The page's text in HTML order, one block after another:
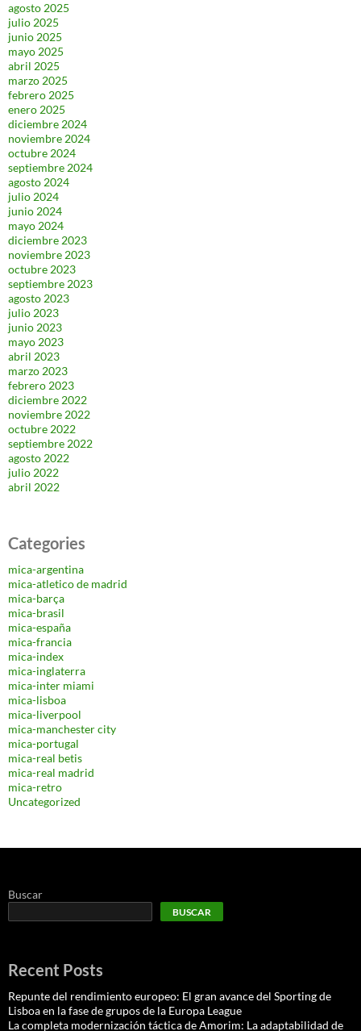
agosto 2025
julio 2025
junio 2025
mayo 2025
abril 2025
marzo 2025
febrero 2025
enero 2025
diciembre 2024
noviembre 2024
octubre 2024
septiembre 2024
agosto 2024
julio 2024
junio 2024
mayo 2024
diciembre 2023
noviembre 2023
octubre 2023
septiembre 2023
agosto 2023
julio 2023
junio 2023
mayo 2023
abril 2023
marzo 2023
febrero 2023
diciembre 2022
noviembre 2022
octubre 2022
septiembre 2022
agosto 2022
julio 2022
abril 2022
Categories
mica-argentina
mica-atletico de madrid
mica-barça
mica-brasil
mica-españa
mica-francia
mica-index
mica-inglaterra
mica-inter miami
mica-lisboa
mica-liverpool
mica-manchester city
mica-portugal
mica-real betis
mica-real madrid
mica-retro
Uncategorized
Buscar
BUSCAR
Recent Posts
Repunte del rendimiento europeo: El gran avance del Sporting de
Lisboa en la fase de grupos de la Europa League
La completa modernización táctica de Amorim: La adaptabilidad de